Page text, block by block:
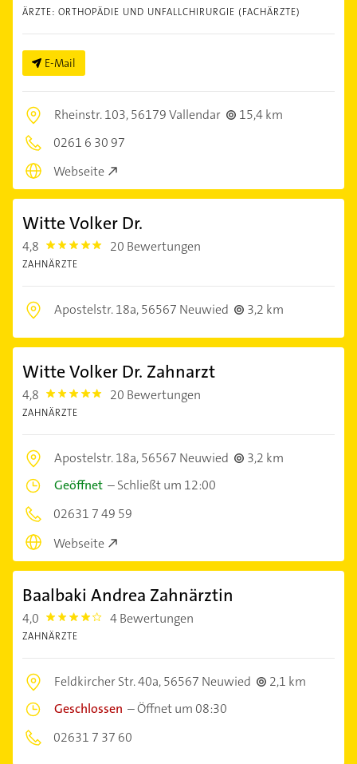
ÄRZTE: ORTHOPÄDIE UND UNFALLCHIRURGIE (FACHÄRZTE)
E-Mail
Rheinstr. 103,56179 Vallendar
15,4 km
0261 6 30 97
Webseite
Witte Volker Dr.
4,8 4.8 20 Bewertungen
ZAHNÄRZTE
Apostelstr. 18a,56567 Neuwied 3,2 km
Witte Volker Dr. Zahnarzt
4,8 4.8 20 Bewertungen
ZAHNÄRZTE
Apostelstr. 18a,56567 Neuwied
3,2 km
Geöffnet –Schließt um 12:00
02631 7 49 59
Webseite
Baalbaki Andrea Zahnärztin
4,0 4.0 4 Bewertungen
ZAHNÄRZTE
Feldkircher Str. 40a,56567 Neuwied
2,1 km
Geschlossen –Öffnet um 08:30
02631 7 37 60